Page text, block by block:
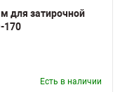
для затирочной
Есть в наличии